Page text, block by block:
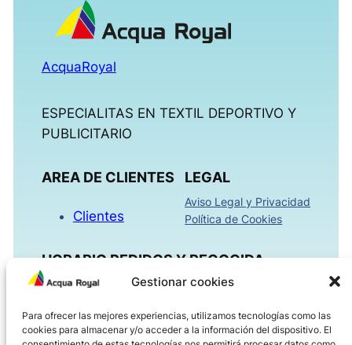
Gestionar cookies
Para ofrecer las mejores experiencias, utilizamos tecnologías como las
cookies para almacenar y/o acceder a la información del dispositivo. El
AcquaRoyal
ESPECIALITAS EN TEXTIL DEPORTIVO Y
PUBLICITARIO
AREA DE CLIENTES
Clientes
LEGAL
Aviso Legal y Privacidad
Política de Cookies
HORARIO PEDIDOS Y RECOGIDA
Tardes 16:00h – 18:30h
Viernes 08:00h – 14:00h